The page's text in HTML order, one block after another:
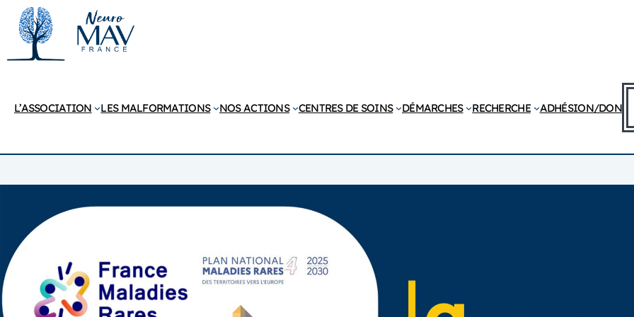
Aller
contenu
L’ASSOCIATION LES MALFORMATIONS NOS ACTIONS CENTRES DE SOINS DÉMARCHES RECHERCHE ADHÉSION/DON